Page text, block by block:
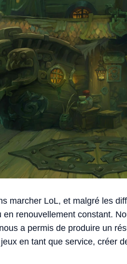
marcher LoL, et malgré les
renouvellement constant.
a permis de produire un
jeux en tant que service, créer